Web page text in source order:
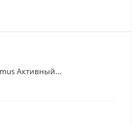
Активный...